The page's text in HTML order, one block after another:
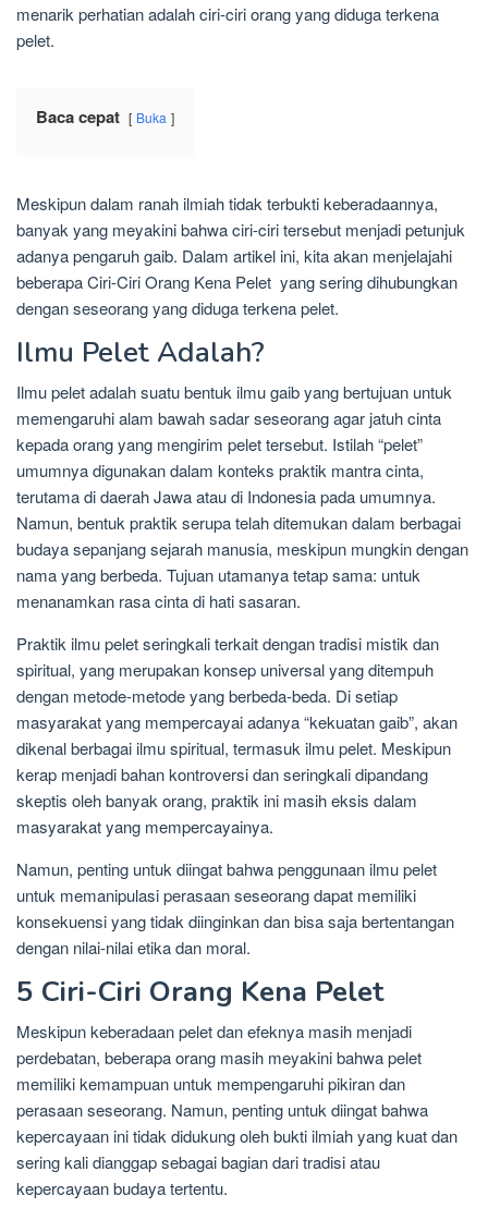
menarik perhatian adalah ciri-ciri orang yang diduga terkena
pelet.
Baca cepat Buka
Meskipun dalam ranah ilmiah tidak terbukti keberadaannya,
banyak yang meyakini bahwa ciri-ciri tersebut menjadi petunjuk
adanya pengaruh gaib. Dalam artikel ini, kita akan menjelajahi
beberapa Ciri-Ciri Orang Kena Pelet yang sering dihubungkan
dengan seseorang yang diduga terkena pelet.
Ilmu Pelet Adalah?
Ilmu pelet adalah suatu bentuk ilmu gaib yang bertujuan untuk
memengaruhi alam bawah sadar seseorang agar jatuh cinta
kepada orang yang mengirim pelet tersebut. Istilah “pelet”
umumnya digunakan dalam konteks praktik mantra cinta,
terutama di daerah Jawa atau di Indonesia pada umumnya.
Namun, bentuk praktik serupa telah ditemukan dalam berbagai
budaya sepanjang sejarah manusia, meskipun mungkin dengan
nama yang berbeda. Tujuan utamanya tetap sama: untuk
menanamkan rasa cinta di hati sasaran.
Praktik ilmu pelet seringkali terkait dengan tradisi mistik dan
spiritual, yang merupakan konsep universal yang ditempuh
dengan metode-metode yang berbeda-beda. Di setiap
masyarakat yang mempercayai adanya “kekuatan gaib”, akan
dikenal berbagai ilmu spiritual, termasuk ilmu pelet. Meskipun
kerap menjadi bahan kontroversi dan seringkali dipandang
skeptis oleh banyak orang, praktik ini masih eksis dalam
masyarakat yang mempercayainya.
Namun, penting untuk diingat bahwa penggunaan ilmu pelet
untuk memanipulasi perasaan seseorang dapat memiliki
konsekuensi yang tidak diinginkan dan bisa saja bertentangan
dengan nilai-nilai etika dan moral.
5 Ciri-Ciri Orang Kena Pelet
Meskipun keberadaan pelet dan efeknya masih menjadi
perdebatan, beberapa orang masih meyakini bahwa pelet
memiliki kemampuan untuk mempengaruhi pikiran dan
perasaan seseorang. Namun, penting untuk diingat bahwa
kepercayaan ini tidak didukung oleh bukti ilmiah yang kuat dan
sering kali dianggap sebagai bagian dari tradisi atau
kepercayaan budaya tertentu.